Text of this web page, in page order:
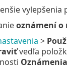
oznámení o
>
vedľa